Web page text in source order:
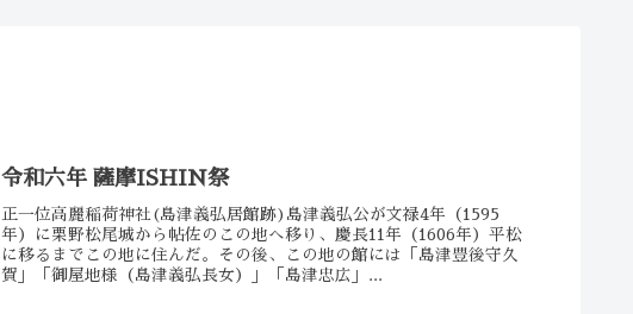
令和六年 薩摩ISHIN祭
正一位高麗稲荷神社(島津義弘居館跡)島津義弘公が文禄4年（1595
年）に栗野松尾城から帖佐のこの地へ移り、慶長11年（1606年）平松
に移るまでこの地に住んだ。その後、この地の館には「島津豊後守久
賀」「御屋地様（島津義弘長女）」「島津忠広」...